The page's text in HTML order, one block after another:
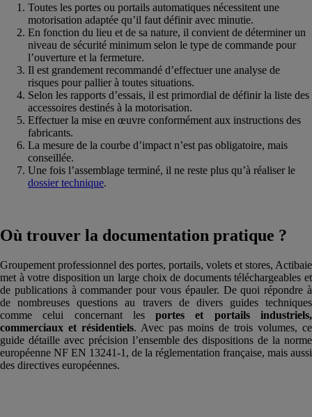
Toutes les portes ou portails automatiques nécessitent une
motorisation adaptée qu’il faut définir avec minutie.
En fonction du lieu et de sa nature, il convient de déterminer un
niveau de sécurité minimum selon le type de commande pour
l’ouverture et la fermeture.
Il est grandement recommandé d’effectuer une analyse de
risques pour pallier à toutes situations.
Selon les rapports d’essais, il est primordial de définir la liste des
accessoires destinés à la motorisation.
Effectuer la mise en œuvre conformément aux instructions des
fabricants.
La mesure de la courbe d’impact n’est pas obligatoire, mais
conseillée.
Une fois l’assemblage terminé, il ne reste plus qu’à réaliser le
dossier technique.
Où trouver la documentation pratique ?
Groupement professionnel des portes, portails, volets et stores, Actibaie
met à votre disposition un large choix de documents téléchargeables et
de publications à commander pour vous épauler. De quoi répondre à
de nombreuses questions au travers de divers guides techniques
comme celui concernant lesportes et portails industriels,
commerciaux et résidentiels. Avec pas moins de trois volumes, ce
guide détaille avec précision l’ensemble des dispositions de la norme
européenne NF EN 13241-1, de la réglementation française, mais aussi
des directives européennes.